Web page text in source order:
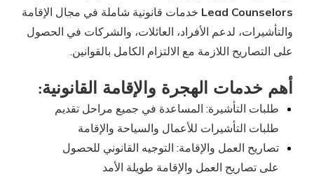
Lead Counselors خدمات قانونية شاملة في مجال الإقامة
والتأشيرات، لدعم الأفراد، العائلات، والشركات في الحصول
على التصاريح اللازمة مع الالتزام الكامل بالقوانين.
أهم خدمات الهجرة والإقامة القانونية:
طلبات التأشيرة: المساعدة في جميع مراحل تقديم
طلبات التأشيرات للأعمال والسياحة والإقامة
تصاريح العمل والإقامة: التوجيه القانوني للحصول
على تصاريح العمل والإقامة طويلة الأمد